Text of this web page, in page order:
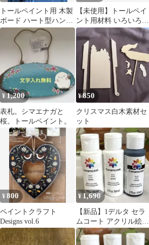
トールペイント用 木製
ボード ハート型ハンド
ル
【未使用】トールペイ
ント用材料 いろいろセ
ット
¥1,200
表札。シマエナガと
桜。トールペイント。
¥850
クリスマス白木素材セ
ット
¥800
ペイントクラフト
Designs vol.6
¥1,690
【新品】1デルタ セラ
ムコート アクリル絵の
具 トールペイント（白
黒）